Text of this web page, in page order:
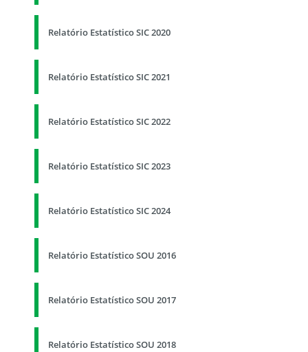
Relatório Estatístico SIC 2020
Relatório Estatístico SIC 2021
Relatório Estatístico SIC 2022
Relatório Estatístico SIC 2023
Relatório Estatístico SIC 2024
Relatório Estatístico SOU 2016
Relatório Estatístico SOU 2017
Relatório Estatístico SOU 2018